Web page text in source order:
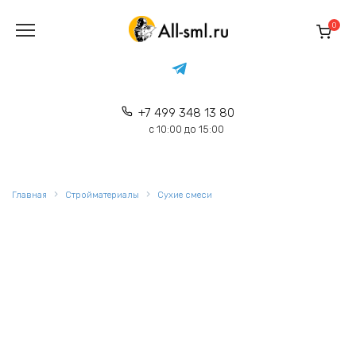
содержанию
+7 499 348 13 80
с 10:00 до 15:00
0
Главная Стройматериалы Сухие смеси